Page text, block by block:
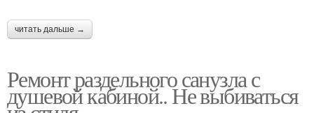
читать дальше →
Ремонт раздельного санузла с
душевой кабиной.. Не выбиваться